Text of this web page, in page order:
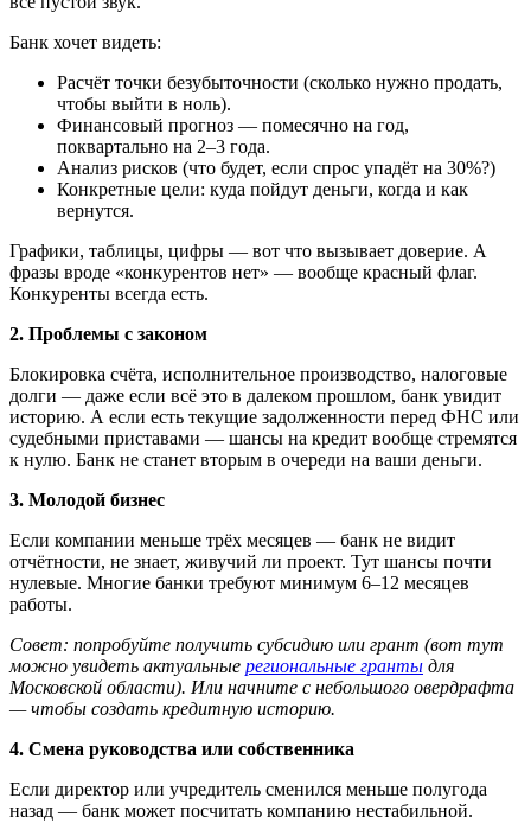
Банк хочет видеть:
Расчёт точки безубыточности (сколько нужно продать,
чтобы выйти в ноль).
Финансовый прогноз — помесячно на год,
поквартально на 2–3 года.
Анализ рисков (что будет, если спрос упадёт на 30%?)
Конкретные цели: куда пойдут деньги, когда и как
вернутся.
Графики, таблицы, цифры — вот что вызывает доверие. А
фразы вроде «конкурентов нет» — вообще красный флаг.
Конкуренты всегда есть.
2. Проблемы с законом
Блокировка счёта, исполнительное производство, налоговые
долги — даже если всё это в далеком прошлом, банк увидит
историю. А если есть текущие задолженности перед ФНС или
судебными приставами — шансы на кредит вообще стремятся
к нулю. Банк не станет вторым в очереди на ваши деньги.
3. Молодой бизнес
Если компании меньше трёх месяцев — банк не видит
отчётности, не знает, живучий ли проект. Тут шансы почти
нулевые. Многие банки требуют минимум 6–12 месяцев
работы.
Совет: попробуйте получить субсидию или грант (вот тут
можно увидеть актуальные региональные гранты для
Московской области). Или начните с небольшого овердрафта
— чтобы создать кредитную историю.
4. Смена руководства или собственника
Если директор или учредитель сменился меньше полугода
назад — банк может посчитать компанию нестабильной.